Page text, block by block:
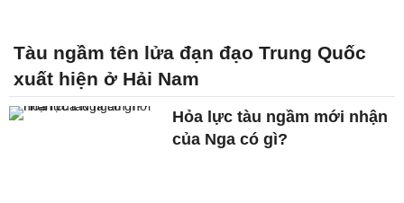
Tàu ngầm tên lửa đạn đạo Trung Quốc
xuất hiện ở Hải Nam
Hỏa lực tàu ngầm mới nhận
của Nga có gì?